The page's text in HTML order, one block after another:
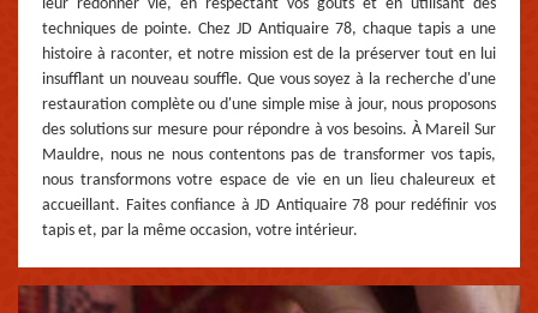
leur redonner vie, en respectant vos goûts et en utilisant des
techniques de pointe. Chez JD Antiquaire 78, chaque tapis a une
histoire à raconter, et notre mission est de la préserver tout en lui
insufflant un nouveau souffle. Que vous soyez à la recherche d'une
restauration complète ou d'une simple mise à jour, nous proposons
des solutions sur mesure pour répondre à vos besoins. À Mareil Sur
Mauldre, nous ne nous contentons pas de transformer vos tapis,
nous transformons votre espace de vie en un lieu chaleureux et
accueillant. Faites confiance à JD Antiquaire 78 pour redéfinir vos
tapis et, par la même occasion, votre intérieur.